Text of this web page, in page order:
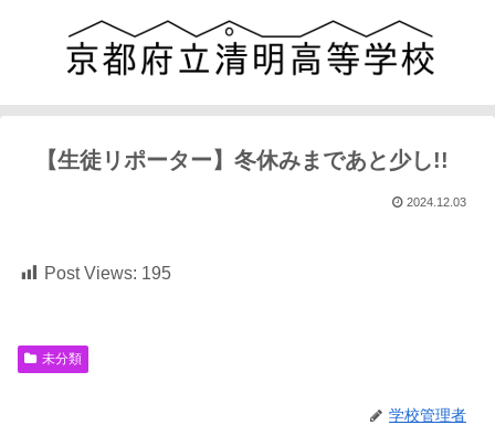
【生徒リポーター】冬休みまであと少し!!
2024.12.03
Post Views: 195
未分類
学校管理者